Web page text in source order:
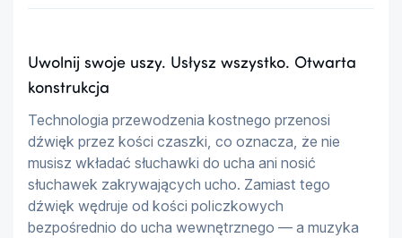
Uwolnij swoje uszy. Usłysz wszystko. Otwarta
konstrukcja
Technologia przewodzenia kostnego przenosi
dźwięk przez kości czaszki, co oznacza, że nie
musisz wkładać słuchawki do ucha ani nosić
słuchawek zakrywających ucho. Zamiast tego
dźwięk wędruje od kości policzkowych
bezpośrednio do ucha wewnętrznego — a muzyka